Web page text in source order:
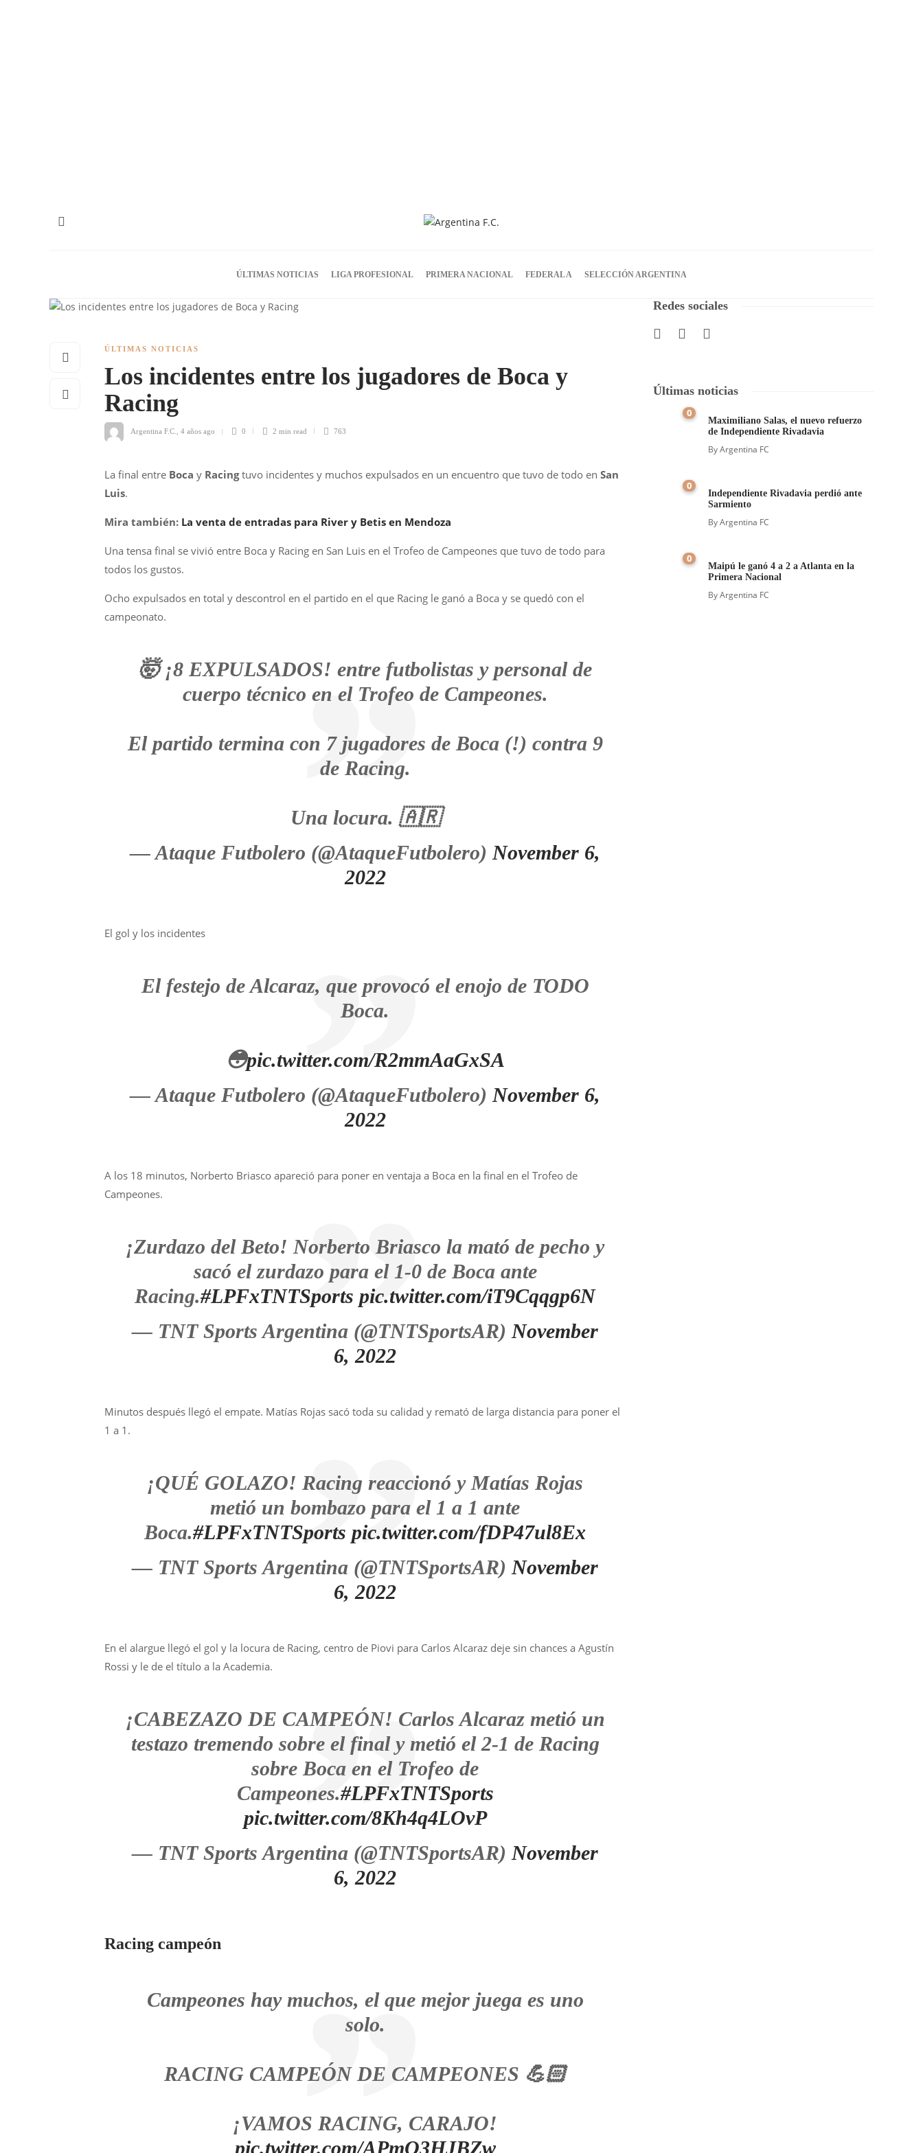
ÚLTIMAS NOTICIAS LIGA PROFESIONAL PRIMERA NACIONAL FEDERAL A SELECCIÓN ARGENTINA
ÚLTIMAS NOTICIAS
Los incidentes entre los jugadores de Boca y
Racing
Argentina F.C. 4 años ago 0 2 min read 763
La final entre Boca y Racingtuvo incidentes y muchos expulsados en un encuentro que tuvo de todo en San
Luis.
Mira también: La venta de entradas para River y Betis en Mendoza
Una tensa final se vivió entre Boca y Racing en San Luis en el Trofeo de Campeones que tuvo de todo para
todos los gustos.
Ocho expulsados en total y descontrol en el partido en el que Racing le ganó a Boca y se quedó con el
campeonato.
🤯 ¡8 EXPULSADOS! entre futbolistas y personal de
cuerpo técnico en el Trofeo de Campeones.
El partido termina con 7 jugadores de Boca (!) contra 9
de Racing.
Una locura. 🇦🇷
— Ataque Futbolero (@AtaqueFutbolero)November 6,
2022
El gol y los incidentes
El festejo de Alcaraz, que provocó el enojo de TODO
Boca.
😳pic.twitter.com/R2mmAaGxSA
— Ataque Futbolero (@AtaqueFutbolero)November 6,
2022
A los 18 minutos, Norberto Briasco apareció para poner en ventaja a Boca en la final en el Trofeo de
Campeones.
¡Zurdazo del Beto! Norberto Briasco la mató de pecho y
sacó el zurdazo para el 1-0 de Boca ante
Racing.#LPFxTNTSports pic.twitter.com/iT9Cqqgp6N
— TNT Sports Argentina (@TNTSportsAR)November
6, 2022
Minutos después llegó el empate. Matías Rojas sacó toda su calidad y remató de larga distancia para poner el
1 a 1.
¡QUÉ GOLAZO! Racing reaccionó y Matías Rojas
metió un bombazo para el 1 a 1 ante
Boca.#LPFxTNTSports pic.twitter.com/fDP47ul8Ex
— TNT Sports Argentina (@TNTSportsAR)November
6, 2022
En el alargue llegó el gol y la locura de Racing, centro de Piovi para Carlos Alcaraz deje sin chances a Agustín
Rossi y le de el título a la Academia.
¡CABEZAZO DE CAMPEÓN! Carlos Alcaraz metió un
testazo tremendo sobre el final y metió el 2-1 de Racing
sobre Boca en el Trofeo de
Campeones.#LPFxTNTSports
pic.twitter.com/8Kh4q4LOvP
— TNT Sports Argentina (@TNTSportsAR)November
6, 2022
Racing campeón
Campeones hay muchos, el que mejor juega es uno
solo.
RACING CAMPEÓN DE CAMPEONES 💪🏻
¡VAMOS RACING, CARAJO!
pic.twitter.com/APmO3HJBZw
Redes sociales
Últimas noticias
0
Maximiliano Salas, el nuevo refuerzo
de Independiente Rivadavia
ByArgentina FC
0
Independiente Rivadavia perdió ante
Sarmiento
ByArgentina FC
0
Maipú le ganó 4 a 2 a Atlanta en la
Primera Nacional
ByArgentina FC